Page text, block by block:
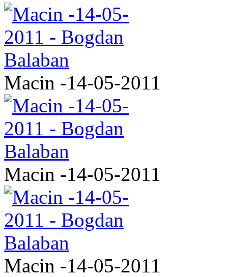
Macin -14-05-2011
Macin -14-05-2011
Macin -14-05-2011